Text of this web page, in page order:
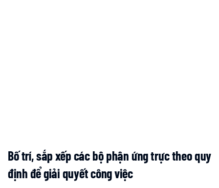
Bố trí, sắp xếp các bộ phận ứng trực theo quy
định để giải quyết công việc